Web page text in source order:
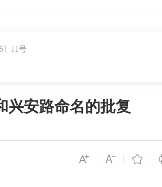
〕11号
兴安路命名的批复